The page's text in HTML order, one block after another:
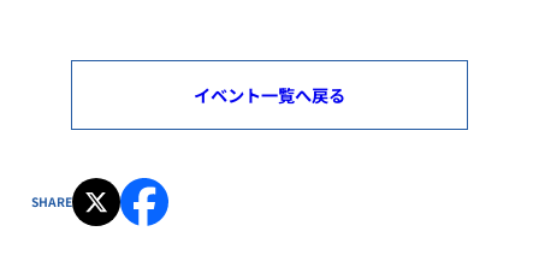
イベント一覧へ戻る
SHARE